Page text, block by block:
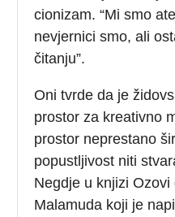
cionizam. “Mi smo
nevjernici smo, ali
čitanju”.
Oni tvrde da je
prostor za kreativno
prostor neprestano
popustljivost niti
Negdje u knjizi
Malamuda koji je